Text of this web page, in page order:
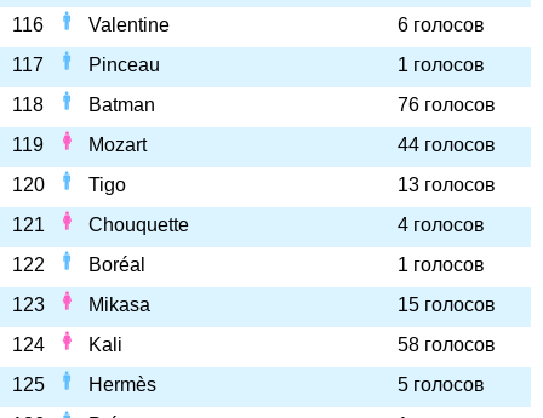
116
Valentine
6 голосов
117
Pinceau
1 голосов
118
Batman
76 голосов
119
Mozart
44 голосов
120
Tigo
13 голосов
121
Chouquette
4 голосов
122
Boréal
1 голосов
123
Mikasa
15 голосов
124
Kali
58 голосов
125
Hermès
5 голосов